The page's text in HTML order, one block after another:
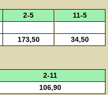
2-5
11-5
173,50 34,50
2-11
106,90